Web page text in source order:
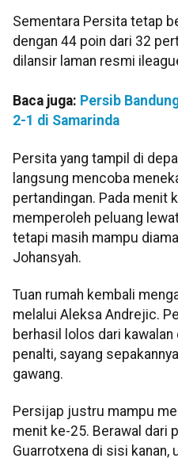
Sementara Persita tetap
dengan 44 poin dari 32
dilansir laman resmi
Baca juga: Persib
2-1 di Samarinda
Persita yang tampil di
langsung mencoba
pertandingan. Pada menit
memperoleh peluang
tetapi masih mampu
Johansyah.
Tuan rumah kembali
melalui Aleksa Andrejic.
berhasil lolos dari
penalti, sayang
gawang.
Persijap justru mampu
menit ke-25. Berawal dari
Guarrotxena di sisi kanan,